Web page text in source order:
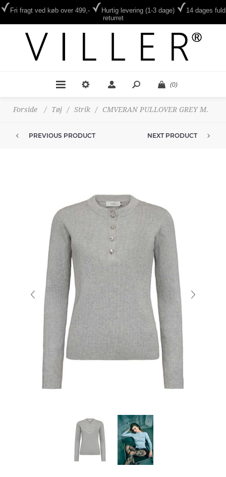
Fri fragt ved køb over 499,- Hurtig levering (1-3 dage)
14 dages fuld
returret
(0)
Forside / Tøj / Strik / CMVERAN PULLOVER GREY M.
PREVIOUS PRODUCT NEXT PRODUCT